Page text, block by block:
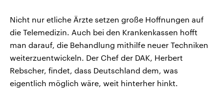
Nicht nur etliche Ärzte setzen große Hoffnungen auf
die Telemedizin. Auch bei den Krankenkassen hofft
man darauf, die Behandlung mithilfe neuer Techniken
weiterzuentwickeln. Der Chef der DAK, Herbert
Rebscher, findet, dass Deutschland dem, was
eigentlich möglich wäre, weit hinterher hinkt.